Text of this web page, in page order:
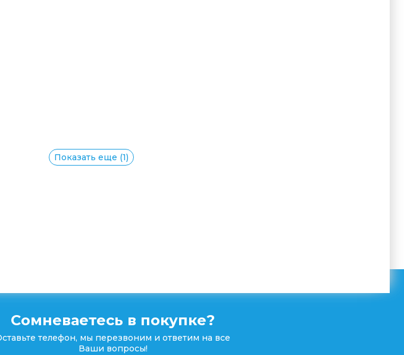
Показать еще (1)
Сомневаетесь в покупке?
телефон, мы перезвоним и ответим на все
Ваши вопросы!